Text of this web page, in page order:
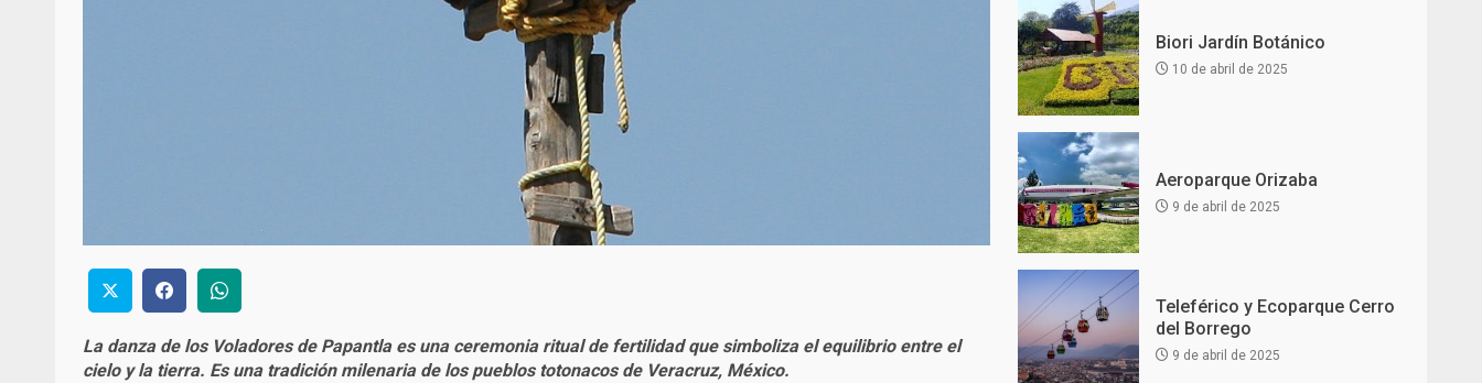
La danza de los Voladores de Papantla es una ceremonia ritual de fertilidad que simboliza el equilibrio entre el
cielo y la tierra. Es una tradición milenaria de los pueblos totonacos de Veracruz, México.
Biori Jardín Botánico
10 de abril de 2025
Aeroparque Orizaba
9 de abril de 2025
Teleférico y Ecoparque Cerro
del Borrego
9 de abril de 2025